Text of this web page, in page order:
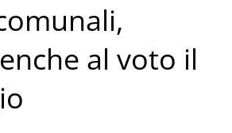
al voto il